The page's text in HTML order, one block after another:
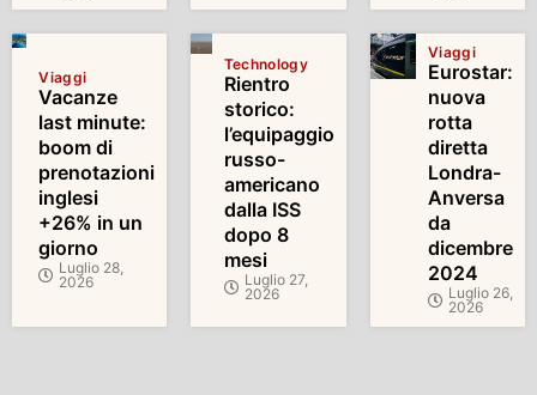
Viaggi
Vacanze
last minute:
boom di
prenotazioni
inglesi
+26% in un
giorno
Luglio 28,
2026
Technology
Rientro
storico:
l’equipaggio
russo-
americano
dalla ISS
dopo 8
mesi
Luglio 27,
2026
Viaggi
Eurostar:
nuova
rotta
diretta
Londra-
Anversa
da
dicembre
2024
Luglio 26,
2026